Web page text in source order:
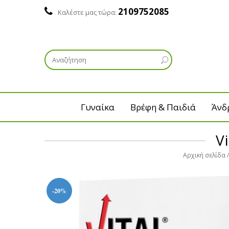
Καλέστε μας τώρα: 2109752085
Γυναίκα Βρέφη & Παιδιά
Αρχική σελίδα
-20%